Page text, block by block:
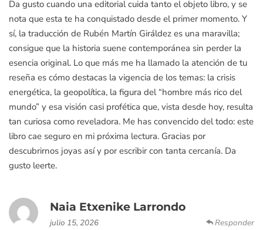
Da gusto cuando una editorial cuida tanto el objeto libro, y se
nota que esta te ha conquistado desde el primer momento. Y
sí, la traducción de Rubén Martín Giráldez es una maravilla;
consigue que la historia suene contemporánea sin perder la
esencia original. Lo que más me ha llamado la atención de tu
reseña es cómo destacas la vigencia de los temas: la crisis
energética, la geopolítica, la figura del “hombre más rico del
mundo” y esa visión casi profética que, vista desde hoy, resulta
tan curiosa como reveladora. Me has convencido del todo: este
libro cae seguro en mi próxima lectura. Gracias por
descubrirnos joyas así y por escribir con tanta cercanía. Da
gusto leerte.
Naia Etxenike Larrondo
julio 15, 2026 Responder